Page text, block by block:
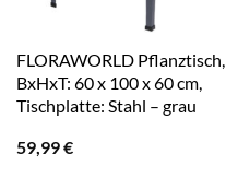
FLORAWORLD Pflanztisch,
BxHxT: 60 x 100 x 60 cm,
Tischplatte: Stahl – grau
59,99€